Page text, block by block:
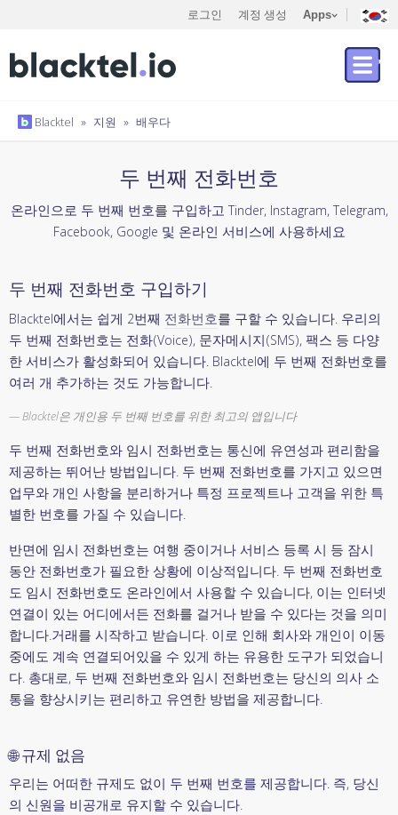
로그인 계정 생성 Apps
Blacktel » 지원 » 배우다
두 번째 전화번호
온라인으로 두 번째 번호를 구입하고 Tinder, Instagram, Telegram,
Facebook, Google 및 온라인 서비스에 사용하세요
두 번째 전화번호 구입하기
Blacktel에서는 쉽게 2번째 전화번호를 구할 수 있습니다. 우리의
두 번째 전화번호는 전화(Voice), 문자메시지(SMS), 팩스 등 다양
한 서비스가 활성화되어 있습니다. Blacktel에 두 번째 전화번호를
여러 개 추가하는 것도 가능합니다.
Blacktel은 개인용 두 번째 번호를 위한 최고의 앱입니다
두 번째 전화번호와 임시 전화번호는 통신에 유연성과 편리함을
제공하는 뛰어난 방법입니다. 두 번째 전화번호를 가지고 있으면
업무와 개인 사항을 분리하거나 특정 프로젝트나 고객을 위한 특
별한 번호를 가질 수 있습니다.
반면에 임시 전화번호는 여행 중이거나 서비스 등록 시 등 잠시
동안 전화번호가 필요한 상황에 이상적입니다. 두 번째 전화번호
도 임시 전화번호도 온라인에서 사용할 수 있습니다, 이는 인터넷
연결이 있는 어디에서든 전화를 걸거나 받을 수 있다는 것을 의미
합니다.거래를 시작하고 받습니다. 이로 인해 회사와 개인이 이동
중에도 계속 연결되어있을 수 있게 하는 유용한 도구가 되었습니
다. 총대로, 두 번째 전화번호와 임시 전화번호는 당신의 의사 소
통을 향상시키는 편리하고 유연한 방법을 제공합니다.
🌐 규제 없음
우리는 어떠한 규제도 없이 두 번째 번호를 제공합니다. 즉, 당신
의 신원을 비공개로 유지할 수 있습니다.